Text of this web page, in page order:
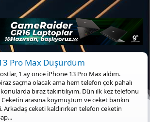
Pro Max Düşürdüm
1 ay önce iPhone 13 Pro Max aldım.
saçma olacak ama hem telefon çok pahalı
biraz takıntılıyım. Dün ilk kez telefonu
arasına koymuştum ve ceket bankın
Arkadaş ceketi kaldırırken telefon ceketin